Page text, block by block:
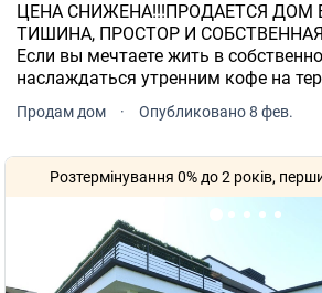
ЦЕНА СНИЖЕНА!!!ПРОДАЕТСЯ ДОМ
ТИШИНА, ПРОСТОР И
Если вы мечтаете жить в
наслаждаться утренним кофе на
сад или просто отдыхать от городской
для вас.
Продам дом · Опубликовано 8 фев.
Розтермінування 0% до 2 років,